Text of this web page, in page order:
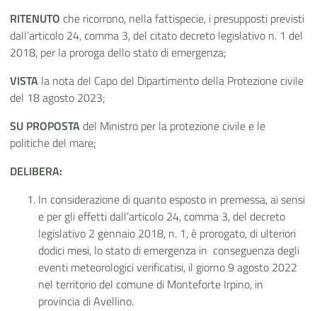
RITENUTO che ricorrono, nella fattispecie, i presupposti previsti
dall’articolo 24, comma 3, del citato decreto legislativo n. 1 del
2018, per la proroga dello stato di emergenza;
VISTA la nota del Capo del Dipartimento della Protezione civile
del 18 agosto 2023;
SU PROPOSTAdel Ministro per la protezione civile e le
politiche del mare;
DELIBERA:
In considerazione di quanto esposto in premessa, ai sensi
e per gli effetti dall’articolo 24, comma 3, del decreto
legislativo 2 gennaio 2018, n. 1, è prorogato, di ulteriori
dodici mesi, lo stato di emergenza in conseguenza degli
eventi meteorologici verificatisi, il giorno 9 agosto 2022
nel territorio del comune di Monteforte Irpino, in
provincia di Avellino.